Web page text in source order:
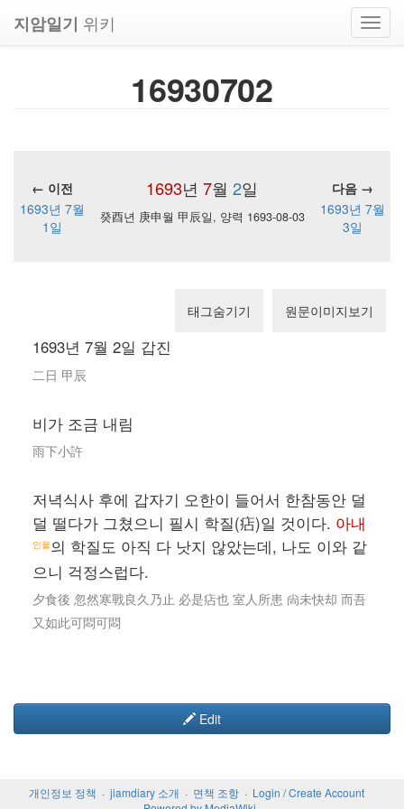
지암일기 위키
16930702
1693년 7월 2일
← 이전
다음 →
1693년 7월
1일
癸酉년 庚申월 甲辰일, 양력 1693-08-03
1693년 7월
3일
태그숨기기 원문이미지보기
1693년 7월 2일 갑진
二日 甲辰
비가 조금 내림
雨下小許
저녁식사 후에 갑자기 오한이 들어서 한참동안 덜
덜 떨다가 그쳤으니 필시 학질(痁)일 것이다. 아내
인물의 학질도 아직 다 낫지 않았는데, 나도 이와 같
으니 걱정스럽다.
夕食後 忽然寒戰良久乃止 必是痁也 室人所患 尙未快却 而吾
又如此可悶可悶
Edit
개인정보 정책 jiamdiary 소개 면책 조항
Login / Create Account